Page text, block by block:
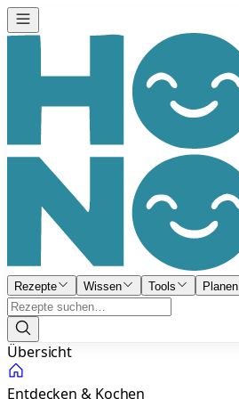
Rezepte Wissen Tools Planen
Übersicht
Entdecken & Kochen